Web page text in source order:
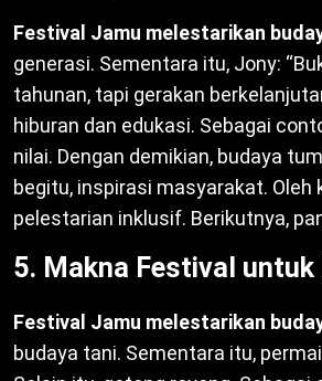
Festival Jamu melestarikan
generasi. Sementara itu, Jony:
tahunan, tapi gerakan
hiburan dan edukasi. Sebagai
nilai. Dengan demikian, budaya
begitu, inspirasi masyarakat. Oleh
pelestarian inklusif. Berikutnya,
5. Makna Festival
Festival Jamu melestarikan
budaya tani. Sementara itu,